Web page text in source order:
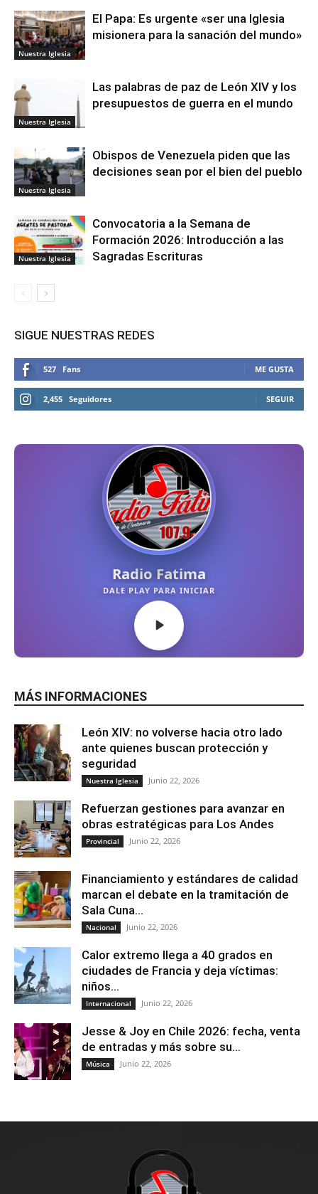
Nuestra Iglesia
El Papa: Es urgente «ser una Iglesia
misionera para la sanación del mundo»
Nuestra Iglesia
Las palabras de paz de León XIV y los
presupuestos de guerra en el mundo
Nuestra Iglesia
Obispos de Venezuela piden que las
decisiones sean por el bien del pueblo
Nuestra Iglesia
Convocatoria a la Semana de
Formación 2026: Introducción a las
Sagradas Escrituras
SIGUE NUESTRAS REDES
527 Fans ME GUSTA
2,455 Seguidores SEGUIR
MÁS INFORMACIONES
León XIV: no volverse hacia otro lado
ante quienes buscan protección y
seguridad
Nuestra Iglesia Junio 22, 2026
Refuerzan gestiones para avanzar en
obras estratégicas para Los Andes
Provincial Junio 22, 2026
Financiamiento y estándares de calidad
marcan el debate en la tramitación de
Sala Cuna...
Nacional Junio 22, 2026
Calor extremo llega a 40 grados en
ciudades de Francia y deja víctimas:
niños...
Internacional Junio 22, 2026
Jesse & Joy en Chile 2026: fecha, venta
de entradas y más sobre su...
Música Junio 22, 2026